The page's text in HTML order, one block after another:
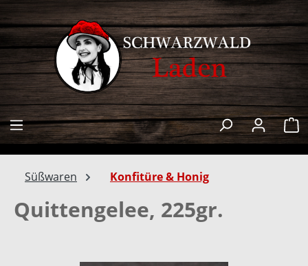
springen
Süßwaren Konfitüre & Honig
Quittengelee, 225gr.